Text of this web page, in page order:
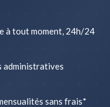
à tout moment, 24h/24
administratives
sans frais*